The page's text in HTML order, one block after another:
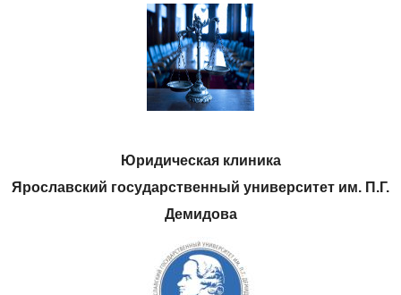
Юридическая клиника
Ярославский государственный университет им. П.Г.
Демидова
Нас спрашивают, мы отвечаем
Методические материалы